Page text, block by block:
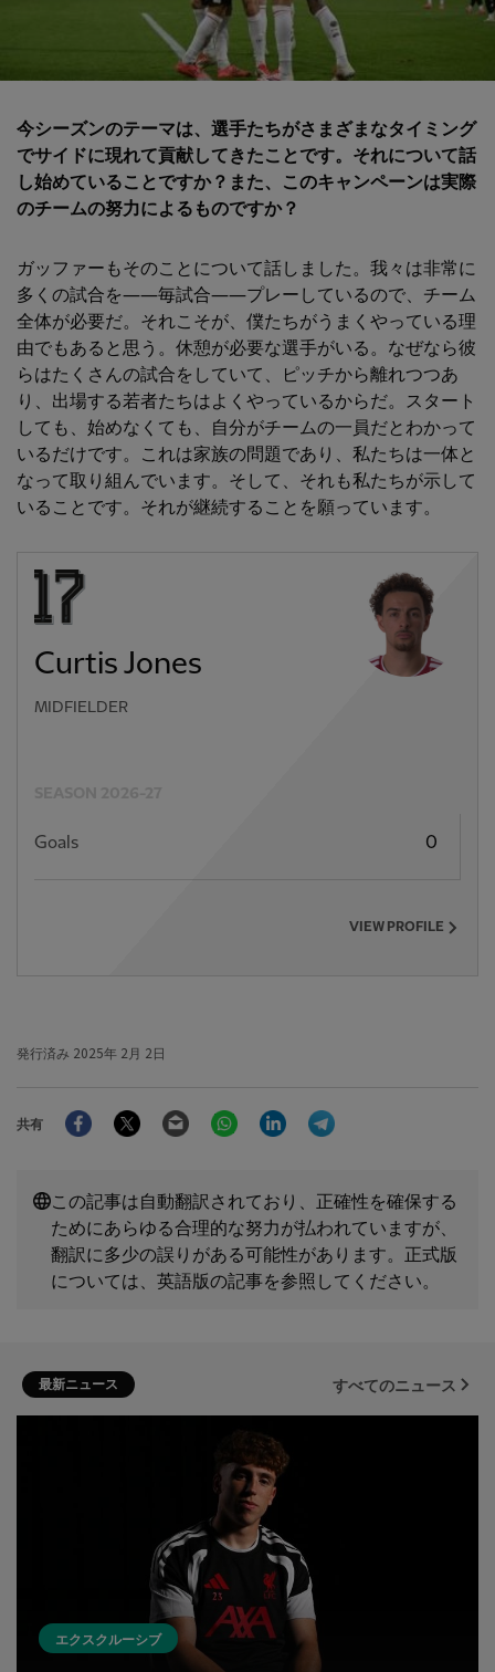
今シーズンのテーマは、選手たちがさまざまなタイミング
でサイドに現れて貢献してきたことです。それについて話
し始めていることですか？また、このキャンペーンは実際
のチームの努力によるものですか？
ガッファーもそのことについて話しました。我々は非常に
多くの試合を――毎試合――プレーしているので、チーム
全体が必要だ。それこそが、僕たちがうまくやっている理
由でもあると思う。休憩が必要な選手がいる。なぜなら彼
らはたくさんの試合をしていて、ピッチから離れつつあ
り、出場する若者たちはよくやっているからだ。スタート
しても、始めなくても、自分がチームの一員だとわかって
いるだけです。これは家族の問題であり、私たちは一体と
なって取り組んでいます。そして、それも私たちが示して
いることです。それが継続することを願っています。
Curtis Jones
MIDFIELDER
Goals 0
VIEW PROFILE
発行済み 2025年 2月 2日
共有
FacebookTwitter Email WhatsAppLinkedIn
この記事は自動翻訳されており、正確性を確保する
ためにあらゆる合理的な努力が払われていますが、
翻訳に多少の誤りがある可能性があります。正式版
については、英語版の記事を参照してください。
最新ニュース すべてのニュース
エクスクルーシブ